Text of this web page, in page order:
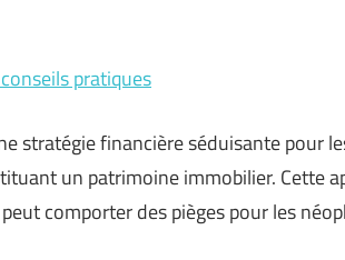
pratiques
stratégie financière séduisante pour
un patrimoine immobilier. Cette
comporter des pièges pour les